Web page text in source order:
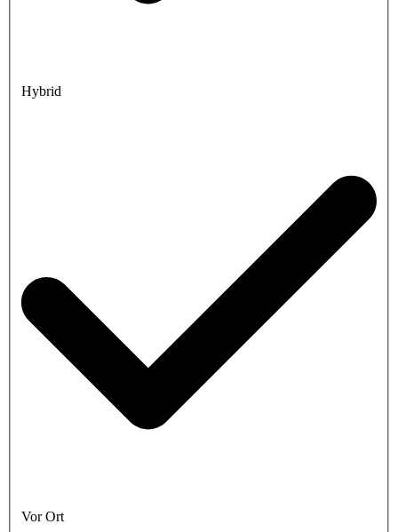
Hybrid
Vor Ort